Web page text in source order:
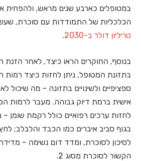
במטופלים כארבע שנים מראש,
הכלכליות של התמודדות עם סוכרת,
טריליון דולר ב-2030
.
בנוסף, החוקרים הראו כיצד, לאחר
בתזונת המטופל, ניתן לחזות כיצד רמות
ספציפיים ולשינויים בתזונה – מה
לחזות ערכים רפואיים כולל רקמת שומן
בגוף סביב איברים כמו הכבד והלבלב;
לסיכון לסוכרת, ומדד דום נשימה –
הקשור לסוכרת מסוג 2.